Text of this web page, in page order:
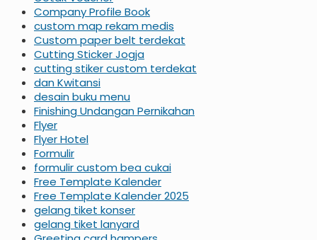
Company Profile Book
custom map rekam medis
Custom paper belt terdekat
Cutting Sticker Jogja
cutting stiker custom terdekat
dan Kwitansi
desain buku menu
Finishing Undangan Pernikahan
Flyer
Flyer Hotel
Formulir
formulir custom bea cukai
Free Template Kalender
Free Template Kalender 2025
gelang tiket konser
gelang tiket lanyard